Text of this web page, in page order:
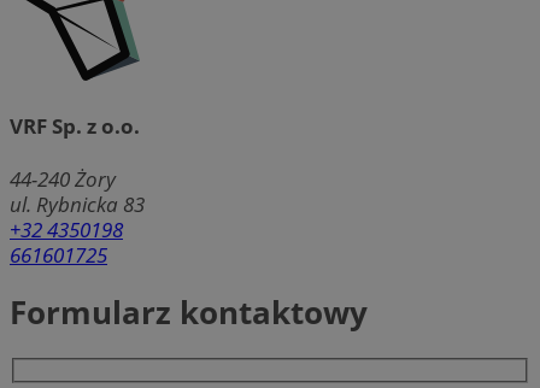
VRF Sp. z o.o.
44-240Żory
ul. Rybnicka 83
+32 4350198
661601725
Formularz kontaktowy